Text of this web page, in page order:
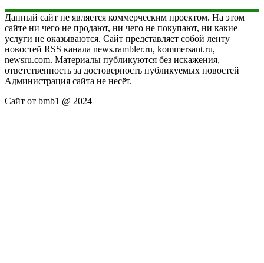
Данный сайт не является коммерческим проектом. На этом
сайте ни чего не продают, ни чего не покупают, ни какие
услуги не оказываются. Сайт представляет собой ленту
новостей RSS канала news.rambler.ru, kommersant.ru,
newsru.com. Материалы публикуются без искажения,
ответственность за достоверность публикуемых новостей
Администрация сайта не несёт.
Сайт от bmb1 @ 2024